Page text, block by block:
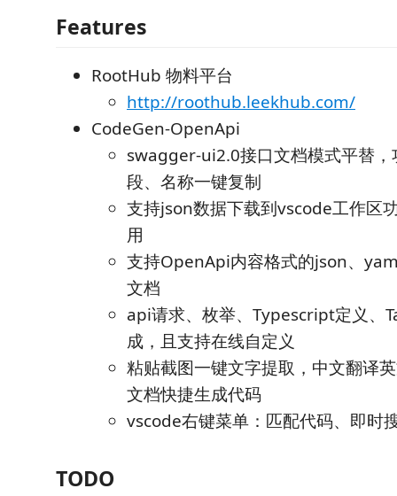
Features
RootHub 物料平台
http://roothub.leekhub.com/
CodeGen-OpenApi
swagger-ui2.0接口文档模式平替
段、名称一键复制
支持json数据下载到vscode工作区
用
支持OpenApi内容格式的json、
文档
api请求、枚举、Typescript定义、
成，且支持在线自定义
粘贴截图一键文字提取，中文翻译
文档快捷生成代码
vscode右键菜单：匹配代码、即时
TODO